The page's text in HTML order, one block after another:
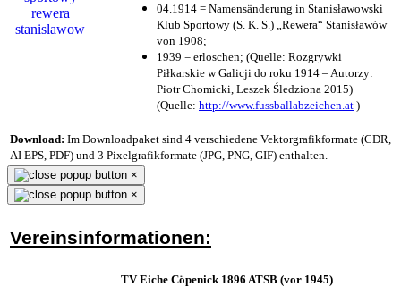
04.1914 = Namensänderung in Stanisławowski
Klub Sportowy (S. K. S.) „Rewera“ Stanisławów
von 1908;
1939 = erloschen; (Quelle: Rozgrywki
Piłkarskie w Galicji do roku 1914 – Autorzy:
Piotr Chomicki, Leszek Śledziona 2015)
(Quelle: http://www.fussballabzeichen.at )
Download: Im Downloadpaket sind 4 verschiedene Vektorgrafikformate (CDR,
AI EPS, PDF) und 3 Pixelgrafikformate (JPG, PNG, GIF) enthalten.
×
×
Vereinsinformationen:
TV Eiche Cöpenick 1896 ATSB (vor 1945)